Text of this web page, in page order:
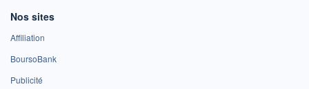
Nos sites
Affiliation
BoursoBank
Publicité